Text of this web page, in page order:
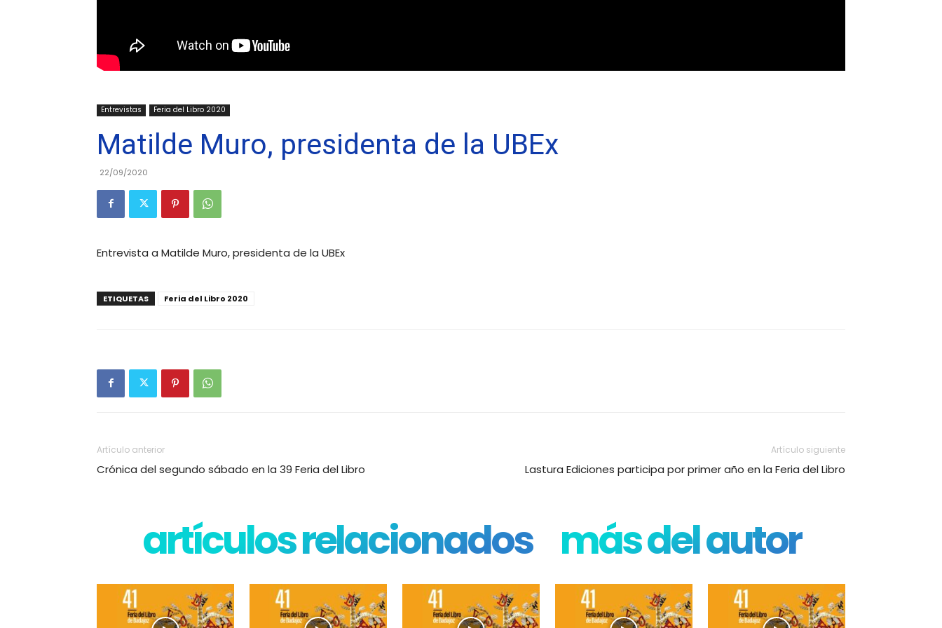
Entrevistas Feria del Libro 2020
Matilde Muro, presidenta de la UBEx
22/09/2020
Entrevista a Matilde Muro, presidenta de la UBEx
ETIQUETAS Feria del Libro 2020
Artículo anterior
Crónica del segundo sábado en la 39 Feria del Libro
Artículo siguiente
Lastura Ediciones participa por primer año en la Feria del Libro
artículos relacionados más del autor